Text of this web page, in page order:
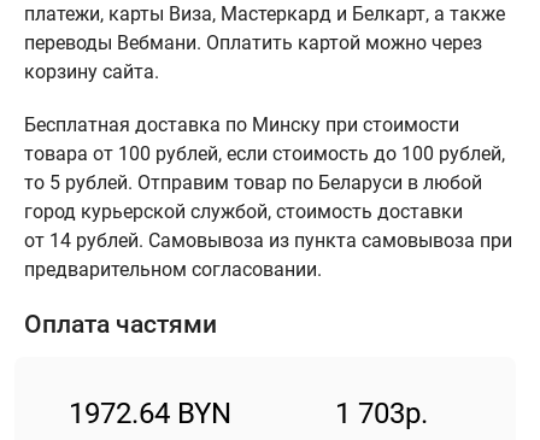
платежи, карты Виза, Мастеркард и Белкарт, а также
переводы Вебмани. Оплатить картой можно через
корзину сайта.
Бесплатная доставка по Минску при стоимости
товара от 100 рублей, если стоимость до 100 рублей,
то 5 рублей. Отправим товар по Беларуси в любой
город курьерской службой, стоимость доставки
от 14 рублей. Самовывоза из пункта самовывоза при
предварительном согласовании.
Оплата частями
1972.64 BYN 1 703р.